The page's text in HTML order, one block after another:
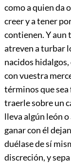
como a quien da
creer y a tener
contienen. Y
atreven a turbar
nacidos hidalgos,
con vuestra
términos que
traerle sobre un
lleva algún león
ganar con él
duélase de sí
discreción, y